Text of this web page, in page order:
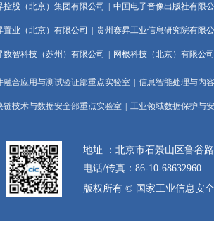
控股（北京）集团有限公司 中国电子音像出版社有限
置业（北京）有限公司 贵州赛昇工业信息研究院有限
数智科技（苏州）有限公司 网根科技（北京）有限公司
融合应用与测试验证部重点实验室 信息智能处理与内
链技术与数据安全部重点实验室 工业领域数据保护与
地址 ：北京市石景山区
电话/传真：86-10-68632960
版权所有 © 国家工业信息